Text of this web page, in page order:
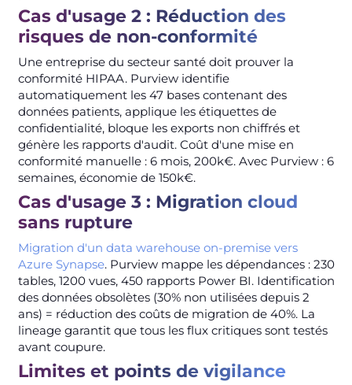
Cas d'usage 2 : Réduction des
risques de non-conformité
Une entreprise du secteur santé doit prouver la
conformité HIPAA. Purview identifie
automatiquement les 47 bases contenant des
données patients, applique les étiquettes de
confidentialité, bloque les exports non chiffrés et
génère les rapports d'audit. Coût d'une mise en
conformité manuelle : 6 mois, 200k€. Avec Purview : 6
semaines, économie de 150k€.
Cas d'usage 3 : Migration cloud
sans rupture
Migration d'un data warehouse on-premise vers
Azure Synapse. Purview mappe les dépendances : 230
tables, 1200 vues, 450 rapports Power BI. Identification
des données obsolètes (30% non utilisées depuis 2
ans) = réduction des coûts de migration de 40%. La
lineage garantit que tous les flux critiques sont testés
avant coupure.
Limites et points de vigilance